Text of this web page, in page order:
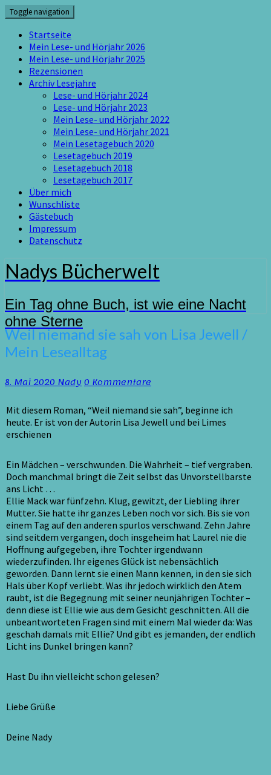
Skip
to
content
Toggle navigation
Startseite
Mein Lese- und Hörjahr 2026
Mein Lese- und Hörjahr 2025
Rezensionen
Archiv Lesejahre
Lese- und Hörjahr 2024
Lese- und Hörjahr 2023
Mein Lese- und Hörjahr 2022
Mein Lese- und Hörjahr 2021
Mein Lesetagebuch 2020
Lesetagebuch 2019
Lesetagebuch 2018
Lesetagebuch 2017
Über mich
Wunschliste
Gästebuch
Impressum
Datenschutz
Nadys Bücherwelt
Ein Tag ohne Buch, ist wie eine Nacht
ohne Sterne
Weil
niemand
sie
von
/
Mein
Lesealltag
Weil niemand sie sah von Lisa Jewell /
Mein Lesealltag
8. Mai 2020NadyKommentare
0 Kommentare
Mit diesem Roman, “Weil niemand sie sah”, beginne ich
heute. Er ist von der Autorin Lisa Jewell und bei Limes
erschienen
Ein Mädchen – verschwunden. Die Wahrheit – tief vergraben.
Doch manchmal bringt die Zeit selbst das Unvorstellbarste
ans Licht …
Ellie Mack war fünfzehn. Klug, gewitzt, der Liebling ihrer
Mutter. Sie hatte ihr ganzes Leben noch vor sich. Bis sie von
einem Tag auf den anderen spurlos verschwand. Zehn Jahre
sind seitdem vergangen, doch insgeheim hat Laurel nie die
Hoffnung aufgegeben, ihre Tochter irgendwann
wiederzufinden. Ihr eigenes Glück ist nebensächlich
geworden. Dann lernt sie einen Mann kennen, in den sie sich
Hals über Kopf verliebt. Was ihr jedoch wirklich den Atem
raubt, ist die Begegnung mit seiner neunjährigen Tochter –
denn diese ist Ellie wie aus dem Gesicht geschnitten. All die
unbeantworteten Fragen sind mit einem Mal wieder da: Was
geschah damals mit Ellie? Und gibt es jemanden, der endlich
Licht ins Dunkel bringen kann?
Hast Du ihn vielleicht schon gelesen?
Liebe Grüße
Deine Nady